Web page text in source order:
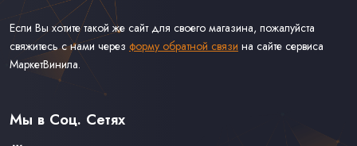
Если Вы хотите такой же сайт для своего магазина, пожалуйста
свяжитесь с нами через форму обратной связи на сайте сервиса
МаркетВинила.
Каталог Винила, CD и Кассет
Доставка и Оплата
Мы в Соц. Сетях